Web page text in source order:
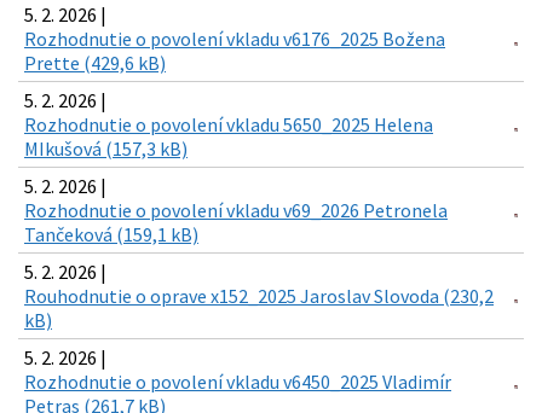
5. 2. 2026 |
Rozhodnutie o povolení vkladu v6176_2025 Božena
Prette (429,6 kB)
5. 2. 2026 |
Rozhodnutie o povolení vkladu 5650_2025 Helena
MIkušová (157,3 kB)
5. 2. 2026 |
Rozhodnutie o povolení vkladu v69_2026 Petronela
Tančeková (159,1 kB)
5. 2. 2026 |
Rouhodnutie o oprave x152_2025 Jaroslav Slovoda (230,2
kB)
5. 2. 2026 |
Rozhodnutie o povolení vkladu v6450_2025 Vladimír
Petras (261,7 kB)